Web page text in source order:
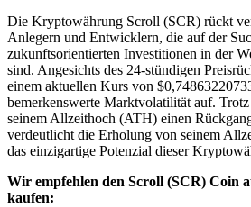
Die Kryptowährung Scroll (SCR) rückt
Anlegern und Entwicklern, die auf der
zukunftsorientierten Investitionen in der
sind. Angesichts des 24-stündigen
einem aktuellen Kurs von
bemerkenswerte Marktvolatilität auf. Trotz
seinem Allzeithoch (ATH) einen
verdeutlicht die Erholung von seinem
das einzigartige Potenzial dieser
Wir empfehlen den Scroll (SCR) Coin
kaufen: